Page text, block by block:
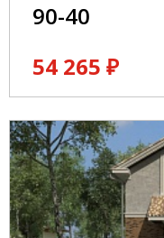
90-40
54 265 ₽